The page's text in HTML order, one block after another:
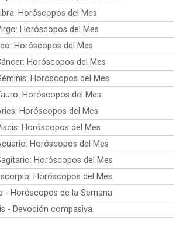
Horóscopos del Mes
Horóscopos del Mes
Horóscopos del Mes
Horóscopos del Mes
Horóscopos del Mes
Horóscopos del Mes
Horóscopos del Mes
Horóscopos del Mes
Horóscopos del Mes
Horóscopos del Mes
Horóscopos del Mes
- Horóscopos de la Semana
- Devoción compasiva